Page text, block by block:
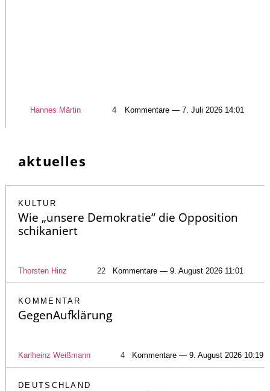
Hannes Märtin 4 Kommentare — 7. Juli 2026 14:01
aktuelles
KULTUR
Wie „unsere Demokratie“ die Opposition
schikaniert
Thorsten Hinz 22 Kommentare — 9. August 2026 11:01
KOMMENTAR
GegenAufklärung
Karlheinz Weißmann 4 Kommentare — 9. August 2026 10:19
DEUTSCHLAND